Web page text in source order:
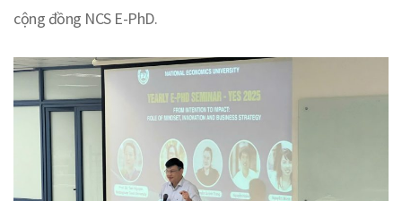
cộng đồng NCS E-PhD.